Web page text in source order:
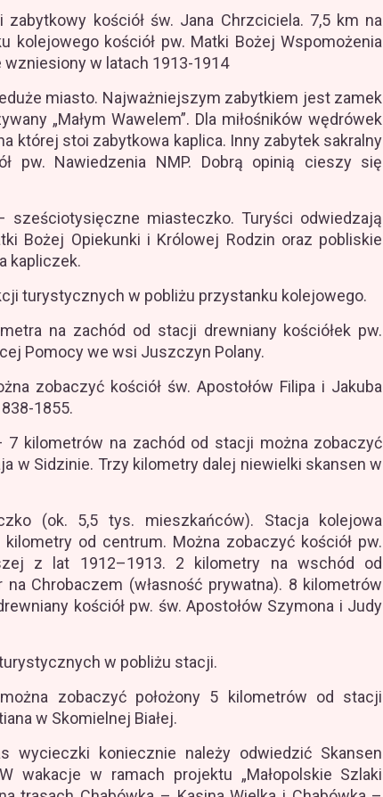
kościół św. Jana Chrzciciela. 7,5 km na
kolejowego kościół pw. Matki Bożej Wspomożenia
w latach 1913-1914
miasto. Najważniejszym zabytkiem jest zamek
„Małym Wawelem”. Dla miłośników wędrówek
której stoi zabytkowa kaplica. Inny zabytek sakralny
pw. Nawiedzenia NMP. Dobrą opinią cieszy się
sześciotysięczne miasteczko. Turyści odwiedzają
Bożej Opiekunki i Królowej Rodzin oraz pobliskie
kapliczek.
turystycznych w pobliżu przystanku kolejowego.
na zachód od stacji drewniany kościółek pw.
Pomocy we wsi Juszczyn Polany.
zobaczyć kościół św. Apostołów Filipa i Jakuba
1855.
7 kilometrów na zachód od stacji można zobaczyć
w Sidzinie. Trzy kilometry dalej niewielki skansen w
(ok. 5,5 tys. mieszkańców). Stacja kolejowa
kilometry od centrum. Można zobaczyć kościół pw.
z lat 1912–1913. 2 kilometry na wschód od
Chrobaczem (własność prywatna). 8 kilometrów
kościół pw. św. Apostołów Szymona i Judy
w pobliżu stacji.
zobaczyć położony 5 kilometrów od stacji
w Skomielnej Białej.
wycieczki koniecznie należy odwiedzić Skansen
wakacje w ramach projektu „Małopolskie Szlaki